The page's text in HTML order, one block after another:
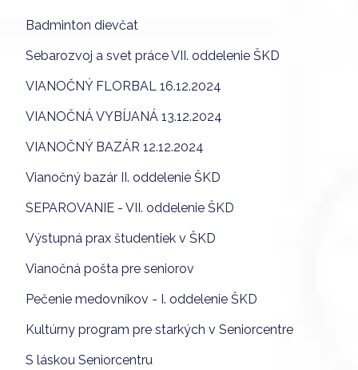
Badminton dievčat
Sebarozvoj a svet práce VII. oddelenie ŠKD
VIANOČNÝ FLORBAL 16.12.2024
VIANOČNÁ VYBÍJANÁ 13.12.2024
VIANOČNÝ BAZÁR 12.12.2024
Vianočný bazár II. oddelenie ŠKD
SEPAROVANIE - VII. oddelenie ŠKD
Výstupná prax študentiek v ŠKD
Vianočná pošta pre seniorov
Pečenie medovníkov - I. oddelenie ŠKD
Kultúrny program pre starkých v Seniorcentre
S láskou Seniorcentru